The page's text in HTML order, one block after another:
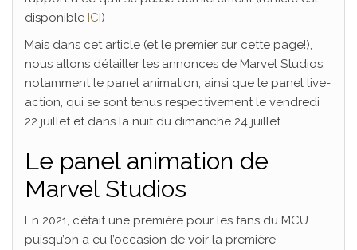
disponible ICI)
Mais dans cet article (et le premier sur cette page!),
nous allons détailler les annonces de Marvel Studios,
notamment le panel animation, ainsi que le panel live-
action, qui se sont tenus respectivement le vendredi
22 juillet et dans la nuit du dimanche 24 juillet.
Le panel animation de
Marvel Studios
En 2021, c’était une première pour les fans du MCU
puisqu’on a eu l’occasion de voir la première